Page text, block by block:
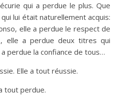
qui a perdue le plus. Que
lui était naturellement acquis:
elle a perdue le respect de
elle a perdue deux titres qui
perdue la confiance de tous…
Elle a tout réussie.
tout perdue.